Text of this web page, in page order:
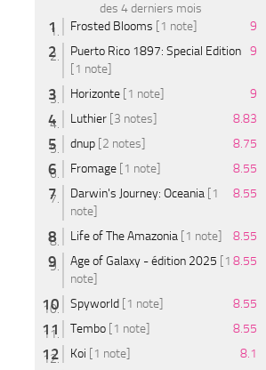
des 4 derniers mois
Frosted Blooms [1 note]
9
Puerto Rico 1897: Special Edition
[1 note]
9
Horizonte [1 note]
9
Luthier [3 notes]
8.83
dnup [2 notes]
8.75
Fromage [1 note]
8.55
Darwin's Journey: Oceania [1
note]
8.55
Life of The Amazonia [1 note]
8.55
Age of Galaxy - édition 2025 [1
note]
8.55
Spyworld [1 note]
8.55
Tembo [1 note]
8.55
Koi [1 note]
8.1